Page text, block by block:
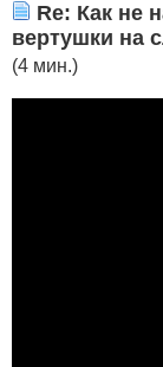
Re: Как не
вертушки на
(4 мин.)